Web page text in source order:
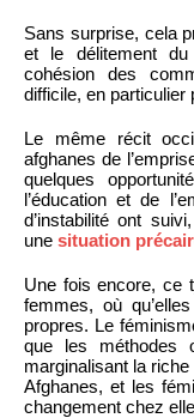
Sans surprise, cela
et le délitement
cohésion des
difficile, en particulier
Le même récit
afghanes de
quelques
l’éducation et de
d’instabilité ont
une situation
Une fois encore, ce
femmes, où
propres. Le
que les méthodes
marginalisant la
Afghanes, et les
changement chez